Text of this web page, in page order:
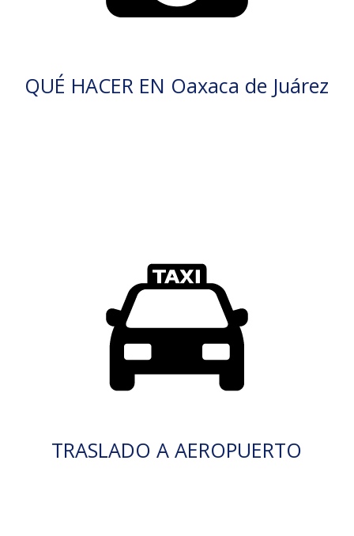
QUÉ HACER EN Oaxaca de Juárez
TRASLADO A AEROPUERTO